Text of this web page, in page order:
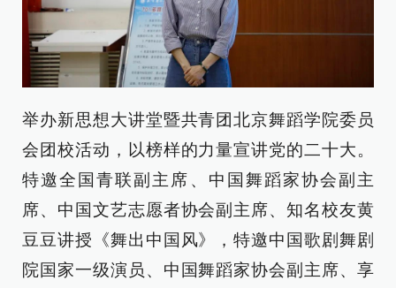
举办新思想大讲堂暨共青团北京舞蹈学院委员
会团校活动，以榜样的力量宣讲党的二十大。
特邀全国青联副主席、中国舞蹈家协会副主
席、中国文艺志愿者协会副主席、知名校友黄
豆豆讲授《舞出中国风》，特邀中国歌剧舞剧
院国家一级演员、中国舞蹈家协会副主席、享